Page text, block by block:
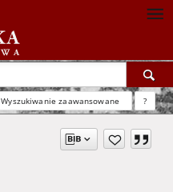
Wyszukiwanie zaawansowane ?